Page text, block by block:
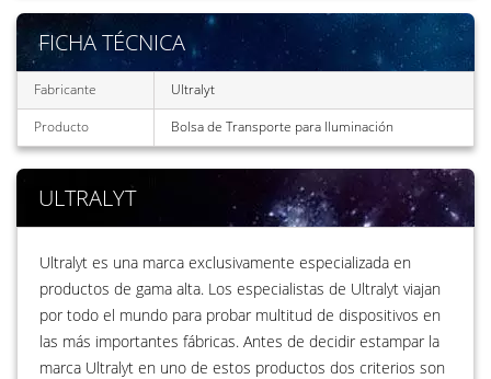
FICHA TÉCNICA
Fabricante
Ultralyt
Producto
Bolsa de Transporte para Iluminación
ULTRALYT
Ultralyt es una marca exclusivamente especializada en
productos de gama alta. Los especialistas de Ultralyt viajan
por todo el mundo para probar multitud de dispositivos en
las más importantes fábricas. Antes de decidir estampar la
marca Ultralyt en uno de estos productos dos criterios son